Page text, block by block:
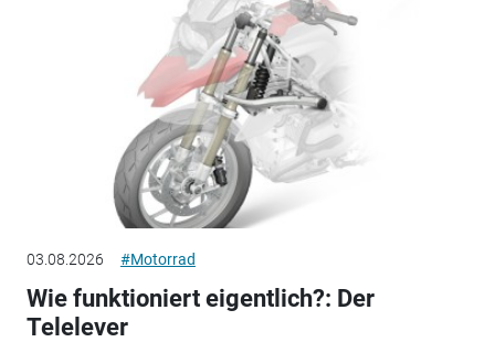
03.08.2026 #Motorrad
Wie funktioniert eigentlich?: Der
Telelever